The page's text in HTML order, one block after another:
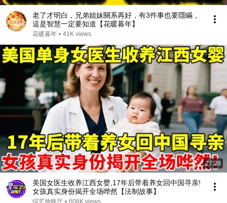
老了才明白，兄弟姐妹關系再好，有3件事也要隱瞞，
這是智慧一定要知道【花暖暮年】
花暖暮年 • 41K views
27:28
美国女医生收养江西女婴,17年后带着养女回中国寻亲!
女孩真实身份揭开全场哗然【法制故事】
综艺放映厅 • 608K views